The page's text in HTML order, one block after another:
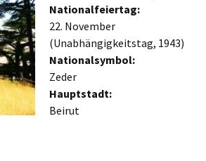
Nationalfeiertag:
22. November
(Unabhängigkeitstag, 1943)
Nationalsymbol:
Zeder
Hauptstadt:
Beirut